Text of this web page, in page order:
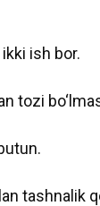
ish bor.
tozi
tashnalik